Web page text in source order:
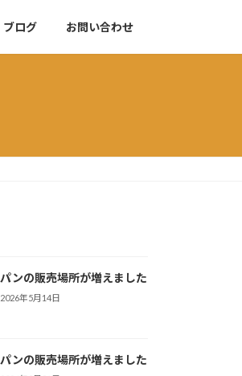
ブログ お問い合わせ
パンの販売場所が増えました
2026年5月14日
パンの販売場所が増えました